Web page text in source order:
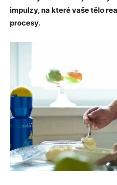
impulzy, na které vaše tělo
procesy.